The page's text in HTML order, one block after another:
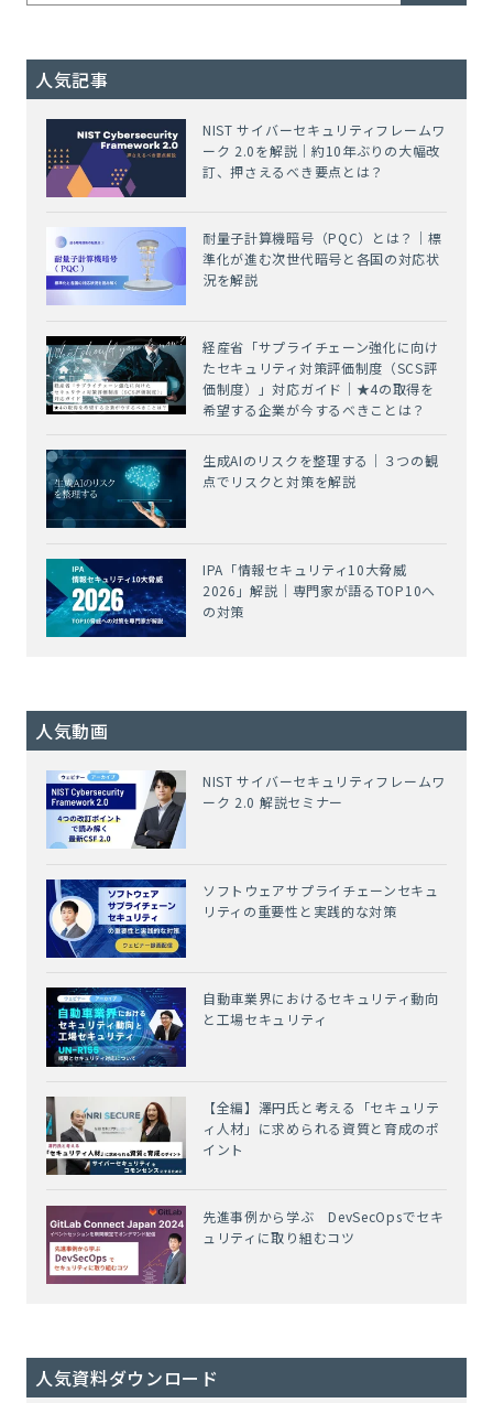
人気記事
NIST サイバーセキュリティフレームワ
ーク 2.0を解説｜約10年ぶりの大幅改
訂、押さえるべき要点とは？
耐量子計算機暗号（PQC）とは？｜標
準化が進む次世代暗号と各国の対応状
況を解説
経産省「サプライチェーン強化に向け
たセキュリティ対策評価制度（SCS評
価制度）」対応ガイド｜★4の取得を
希望する企業が今するべきことは？
生成AIのリスクを整理する｜３つの観
点でリスクと対策を解説
IPA「情報セキュリティ10大脅威
2026」解説｜専門家が語るTOP10へ
の対策
人気動画
NIST サイバーセキュリティフレームワ
ーク 2.0 解説セミナー
ソフトウェアサプライチェーンセキュ
リティの重要性と実践的な対策
自動車業界におけるセキュリティ動向
と工場セキュリティ
【全編】澤円氏と考える「セキュリテ
ィ人材」に求められる資質と育成のポ
イント
先進事例から学ぶ DevSecOpsでセキ
ュリティに取り組むコツ
人気資料ダウンロード